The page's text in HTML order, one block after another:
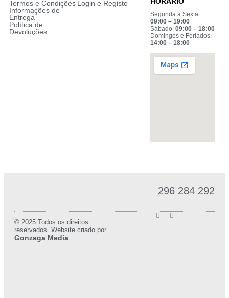
Termos e Condições
Informações de
Entrega
Política de
Devoluções
Login e Registo
Segunda a Sexta:
09:00 – 19:00
Sábado: 09:00 – 18:00
Domingos e Feriados:
14:00 – 18:00
296 284 292
© 2025 Todos os direitos
reservados. Website criado por
Gonzaga Media